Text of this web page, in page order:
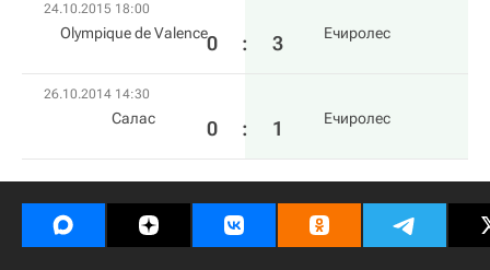
24.10.2015 18:00
Olympique de Valence0 : 3 Ечиролес
26.10.2014 14:30
Салас 0 : 1 Ечиролес